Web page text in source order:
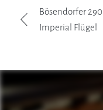
Bösendorfer 290
Imperial Flügel